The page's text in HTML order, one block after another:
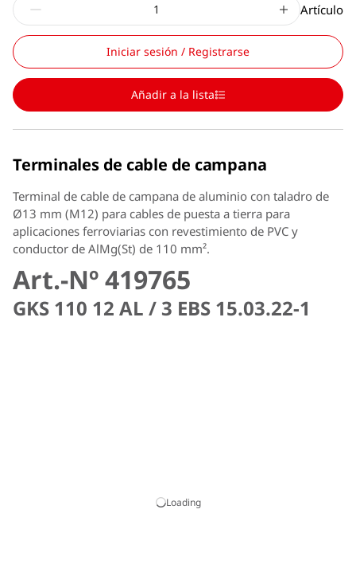
Artículo
Iniciar sesión / Registrarse
Añadir a la lista
Terminales de cable de campana
Terminal de cable de campana de aluminio con taladro de
Ø13 mm (M12) para cables de puesta a tierra para
aplicaciones ferroviarias con revestimiento de PVC y
conductor de AlMg(St) de 110 mm².
Art.-Nº 419765
GKS 110 12 AL / 3 EBS 15.03.22-1
Loading